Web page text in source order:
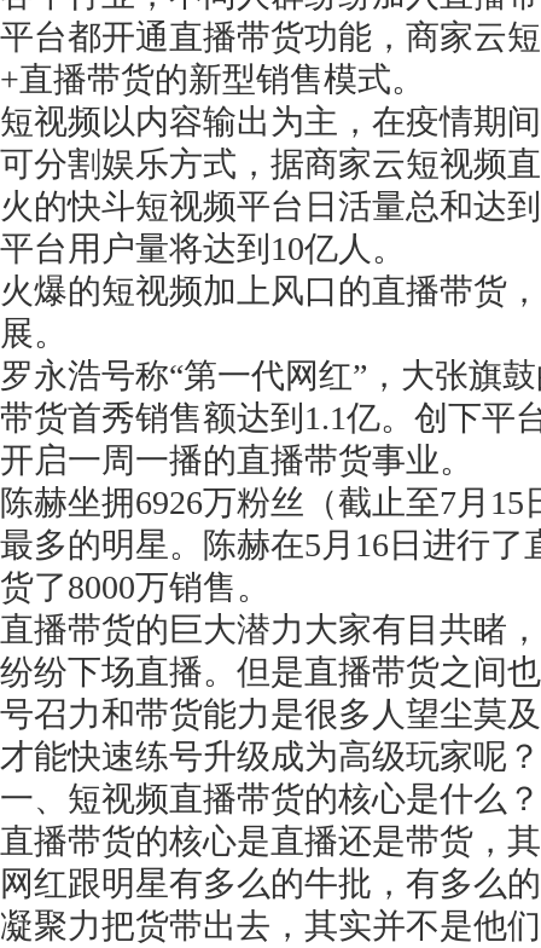
平台都开通直播带货功能，商家云
+直播带货的新型销售模式。
短视频以内容输出为主，在疫情期
可分割娱乐方式，据商家云短视频
火的快斗短视频平台日活量总和达到
平台用户量将达到10亿人。
火爆的短视频加上风口的直播带货
展。
罗永浩号称“第一代网红”，大张旗
带货首秀销售额达到1.1亿。创下平
开启一周一播的直播带货事业。
陈赫坐拥6926万粉丝（截止至7月
最多的明星。陈赫在5月16日进行
货了8000万销售。
直播带货的巨大潜力大家有目共睹
纷纷下场直播。但是直播带货之间
号召力和带货能力是很多人望尘莫
才能快速练号升级成为高级玩家呢？
一、短视频直播带货的核心是什么？
直播带货的核心是直播还是带货，
网红跟明星有多么的牛批，有多么
凝聚力把货带出去，其实并不是他
获得产品报价方案
1万个想法不如1次的方案落地
扫码添加[商务总监]沟通方案
扫码沟通